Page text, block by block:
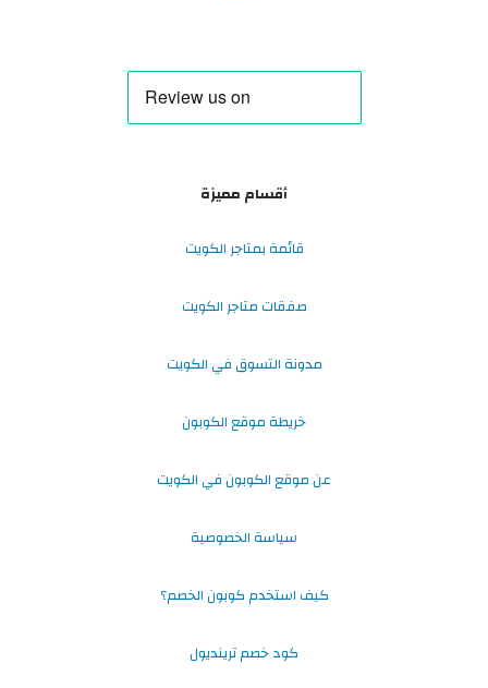
أقسام مميزة
قائمة بمتاجر الكويت
صفقات متاجر الكويت
مدونة التسوق في الكويت
خريطة موقع الكوبون
عن موقع الكوبون في الكويت
سياسة الخصوصية
كيف استخدم كوبون الخصم؟
كود خصم ترينديول